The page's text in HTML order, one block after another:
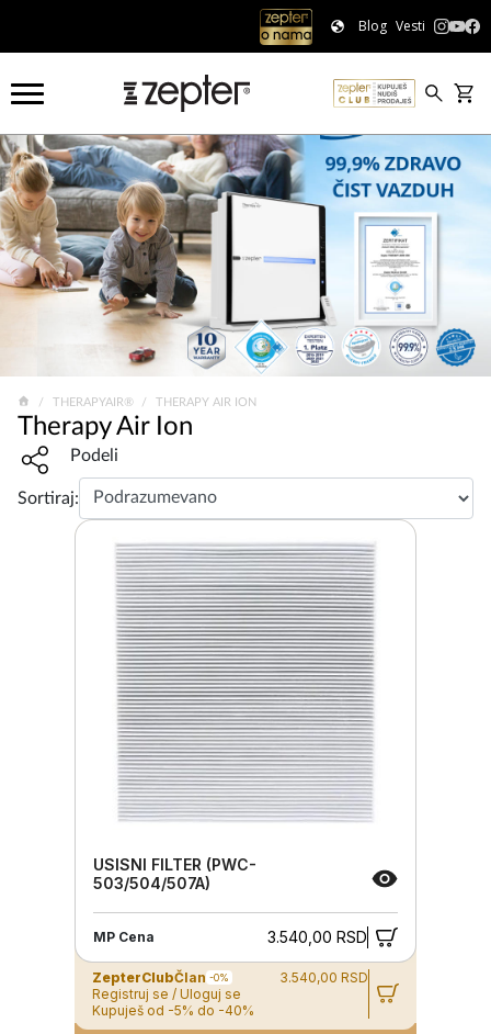
Blog Vesti
THERAPYAIR® THERAPY AIR ION
Therapy Air Ion
Share widget, open sharing modal with Enter
Podeli
Sortiraj:
USISNI FILTER (PWC-
503/504/507A)
MP Cena 3.540,00 RSD
ZepterClubČlan -0%
3.540,00 RSD
Registruj se / Uloguj se
Kupuješ od -5% do -40%